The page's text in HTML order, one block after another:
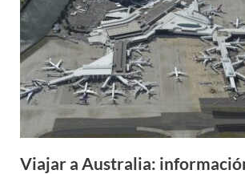
Viajar a Australia: